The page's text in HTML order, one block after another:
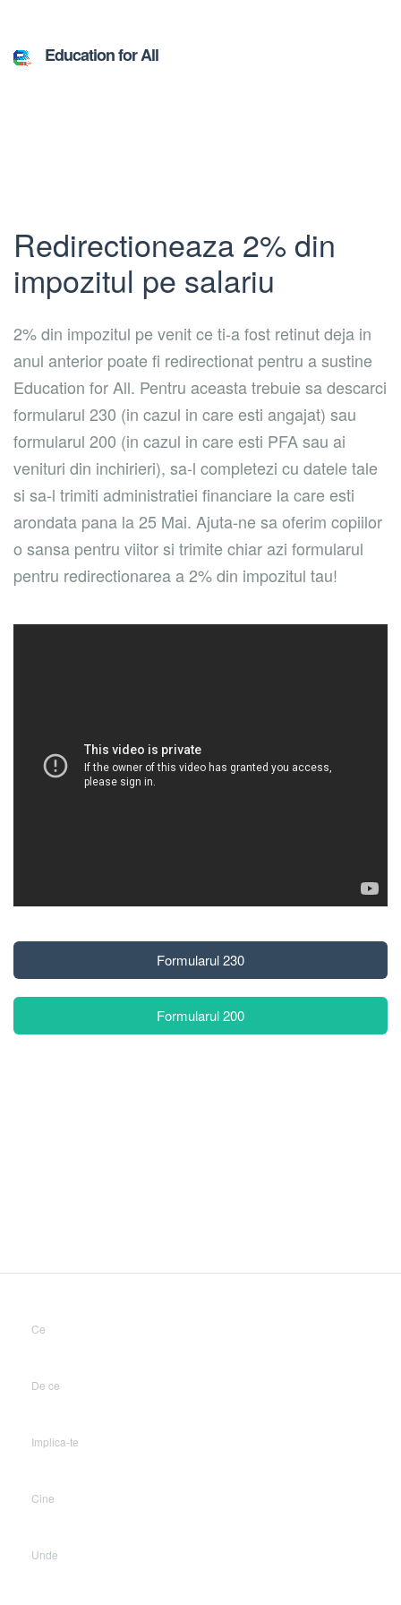
Education for All
Redirectioneaza 2% din
impozitul pe salariu
2% din impozitul pe venit ce ti-a fost retinut deja in
anul anterior poate fi redirectionat pentru a sustine
Education for All. Pentru aceasta trebuie sa descarci
formularul 230 (in cazul in care esti angajat) sau
formularul 200 (in cazul in care esti PFA sau ai
venituri din inchirieri), sa-l completezi cu datele tale
si sa-l trimiti administratiei financiare la care esti
arondata pana la 25 Mai. Ajuta-ne sa oferim copiilor
o sansa pentru viitor si trimite chiar azi formularul
pentru redirectionarea a 2% din impozitul tau!
Formularul 230
Formularul 200
Ce
De ce
Implica-te
Cine
Unde